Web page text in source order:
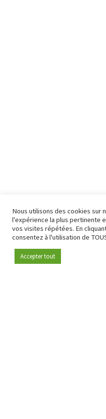
Devenez membre
Nous utilisons des cookies sur
l'expérience la plus pertinente
vos visites répétées. En
consentez à l'utilisation de
Accepter tout